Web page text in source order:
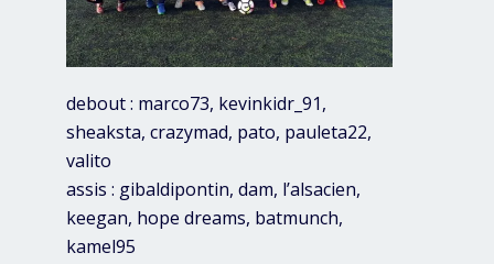
debout : marco73, kevinkidr_91,
sheaksta, crazymad, pato, pauleta22,
valito
assis : gibaldipontin, dam, l’alsacien,
keegan, hope dreams, batmunch,
kamel95